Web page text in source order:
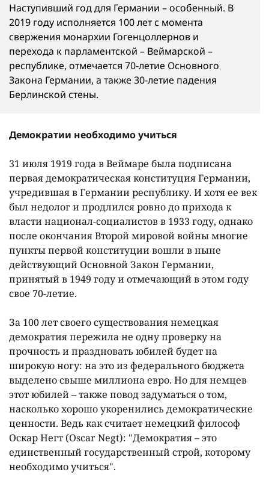
Наступивший год для Германии – особенный. В
2019 году исполняется 100 лет с момента
свержения монархии Гогенцоллернов и
перехода к парламентской – Веймарской –
республике, отмечается 70-летие Основного
Закона Германии, а также 30-летие падения
Берлинской стены.
Демократии необходимо учиться
31 июля 1919 года в Веймаре была подписана
первая демократическая конституция Германии,
учредившая в Германии республику. И хотя ее век
был недолог и продлился ровно до прихода к
власти национал-социалистов в 1933 году, однако
после окончания Второй мировой войны многие
пункты первой конституции вошли в ныне
действующий Основной Закон Германии,
принятый в 1949 году и отмечающий в этом году
свое 70-летие.
За 100 лет своего существования немецкая
демократия пережила не одну проверку на
прочность и праздновать юбилей будет на
широкую ногу: на это из федерального бюджета
выделено свыше миллиона евро. Но для немцев
этот юбилей – также повод задуматься о том,
насколько хорошо укоренились демократические
ценности. Ведь как считает немецкий философ
Оскар Негт (Oscar Negt): "Демократия – это
единственный государственный строй, которому
необходимо учиться".